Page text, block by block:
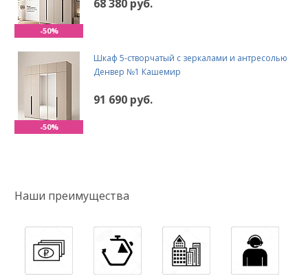
-50%
68 380 руб.
-50%
Шкаф 5-створчатый с зеркалами и антресолью
Денвер №1 Кашемир
91 690 руб.
Наши преимущества